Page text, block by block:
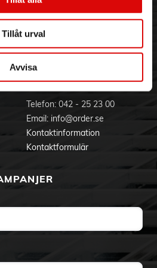
Tillåt urval
Avvisa
Godsefterlysning & Felleverans
Om cookies
KONTAKTA OSS
Telefon: 042 - 25 23 00
Email: info@order.se
Kontaktinformation
Kontaktformulär